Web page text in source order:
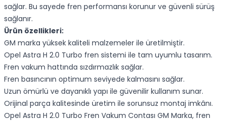
sağlar. Bu sayede fren performansı korunur ve güvenli sürüş
sağlanır.
Ürün özellikleri:
GM marka yüksek kaliteli malzemeler ile üretilmiştir.
Opel Astra H 2.0 Turbo fren sistemi ile tam uyumlu tasarım.
Fren vakum hattında sızdırmazlık sağlar.
Fren basıncının optimum seviyede kalmasını sağlar.
Uzun ömürlü ve dayanıklı yapı ile güvenilir kullanım sunar.
Orijinal parça kalitesinde üretim ile sorunsuz montaj imkânı.
Opel Astra H 2.0 Turbo Fren Vakum Contası GM Marka, fren